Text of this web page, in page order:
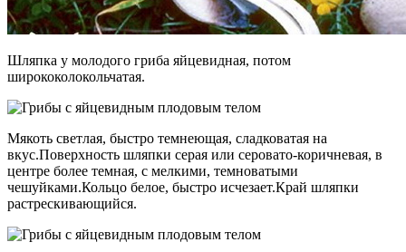
Шляпка у молодого гриба яйцевидная, потом
ширококолокольчатая.
Мякоть светлая, быстро темнеющая, сладковатая на
вкус.Поверхность шляпки серая или серовато-коричневая, в
центре более темная, с мелкими, темноватыми
чешуйками.Кольцо белое, быстро исчезает.Край шляпки
растрескивающийся.